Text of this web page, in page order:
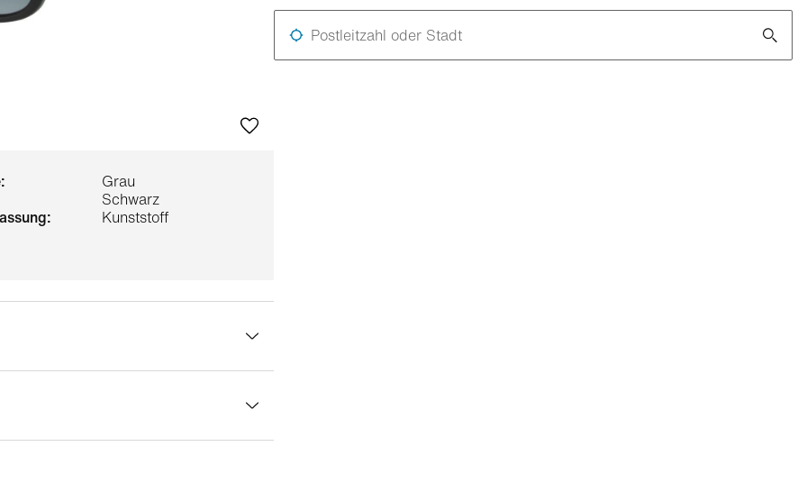
Grau
Schwarz
Kunststoff
Postleitzahl oder Stadt